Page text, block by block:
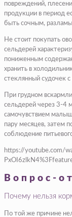
повреждений,
продукции в период
быть сочным,
Не стоит покупать
сельдерей
пониженным
хранить в
стеклянный судочек
При грудном
сельдерей через 3-4
самочувствием
пару месяцев, затем
соблюдение
https://youtube.com/
Вопрос-
Почему нельзя
По той же причине